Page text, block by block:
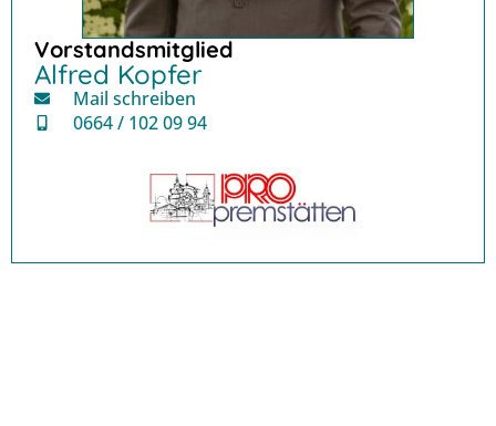
Vorstandsmitglied
Alfred Kopfer
Mail schreiben
0664 / 102 09 94